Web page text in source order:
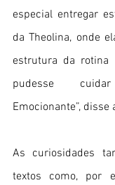
especial entregar
da Theolina, onde
estrutura da
pudesse
Emocionante”, disse
As curiosidades
textos como, por